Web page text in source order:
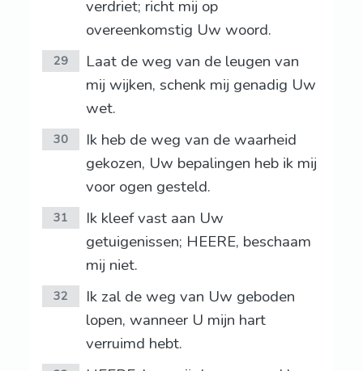
verdriet; richt mij op
overeenkomstig Uw woord.
29
Laat de weg van de leugen van
mij wijken, schenk mij genadig Uw
wet.
30
Ik heb de weg van de waarheid
gekozen, Uw bepalingen heb ik mij
voor ogen gesteld.
31
Ik kleef vast aan Uw
getuigenissen; HEERE, beschaam
mij niet.
32
Ik zal de weg van Uw geboden
lopen, wanneer U mijn hart
verruimd hebt.